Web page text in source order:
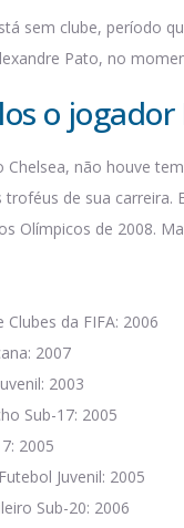
sem clube, período
Pato, no
o jogador
Chelsea, não houve
de sua carreira.
Olímpicos de 2008.
da FIFA: 2006
2007
2003
Sub-17: 2005
2005
Juvenil: 2005
Sub-20: 2006